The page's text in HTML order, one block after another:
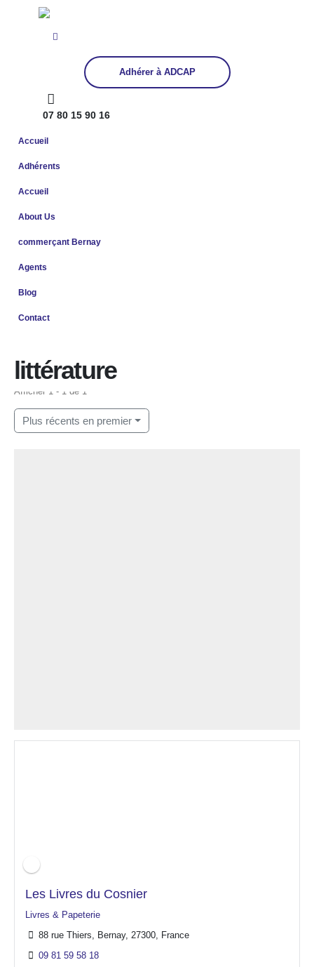
Adhérer à ADCAP
07 80 15 90 16
Accueil
Adhérents
Accueil
About Us
commerçant Bernay
Agents
Blog
Contact
littérature
Afficher 1 - 1 de 1
Plus récents en premier
Les Livres du Cosnier
Livres & Papeterie
88 rue Thiers, Bernay, 27300, France
09 81 59 58 18